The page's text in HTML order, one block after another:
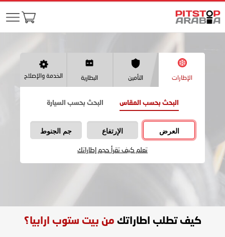
الإطارات التأمين البطارية الخدمة والإصلاح
البحث بحسب المقاس البحث بحسب السيارة
العرض الإرتفاع جم الجنوط
تعلم كيف تقرأ حجم إطاراتك
كيف تطلب اطاراتك من بيت ستوب ارابيا؟